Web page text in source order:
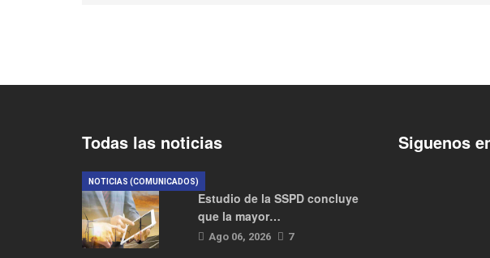
Todas las noticias
Estudio de la SSPD concluye
que la mayor…
Ago 06, 2026 7
NOTICIAS (COMUNICADOS)
Siguenos